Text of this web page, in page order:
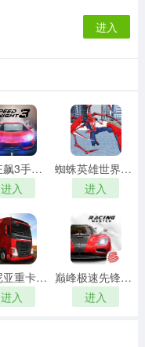
进入
午夜狂飙3手游版
进入
蜘蛛英雄世界游戏安装包
进入
斯堪尼亚重卡驾驶模拟直装版
进入
巅峰极速先锋服最新版
进入